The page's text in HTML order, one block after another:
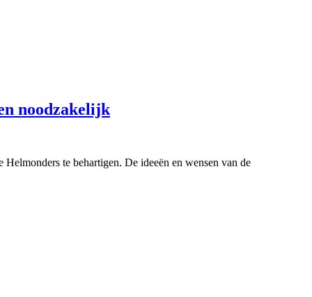
noodzakelijk
te behartigen. De ideeën en wensen van de